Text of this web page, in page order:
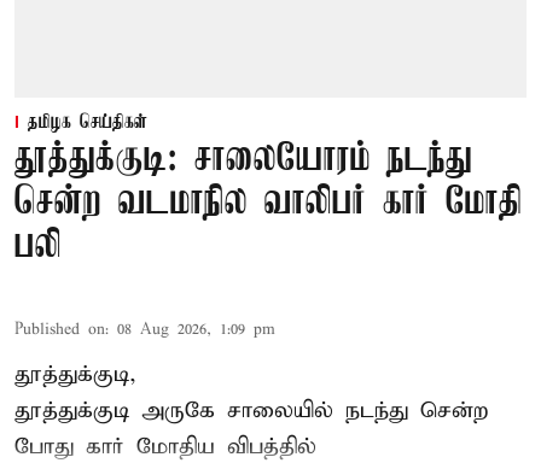
தமிழக செய்திகள்
தூத்துக்குடி: சாலையோரம் நடந்து
சென்ற வடமாநில வாலிபர் கார் மோதி
பலி
Published on: 08 Aug 2026, 1:09 pm
தூத்துக்குடி,
தூத்துக்குடி அருகே சாலையில் நடந்து சென்ற
போது கார் மோதிய விபத்தில்